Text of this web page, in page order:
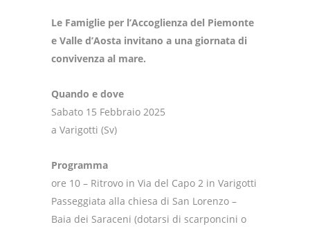
Le Famiglie per l’Accoglienza del Piemonte
e Valle d’Aosta invitano a una giornata di
convivenza al mare.
Quando e dove
Sabato 15 Febbraio 2025
a Varigotti (Sv)
Programma
ore 10 – Ritrovo in Via del Capo 2 in Varigotti
Passeggiata alla chiesa di San Lorenzo –
Baia dei Saraceni (dotarsi di scarponcini o